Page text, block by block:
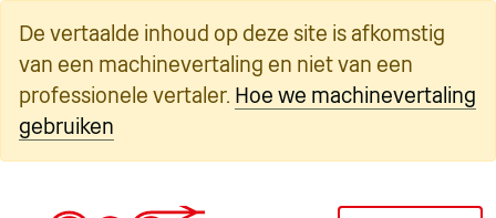
naar
inhoud
De vertaalde inhoud op deze site is afkomstig
van een machinevertaling en niet van een
professionele vertaler. Hoe we machinevertaling
gebruiken